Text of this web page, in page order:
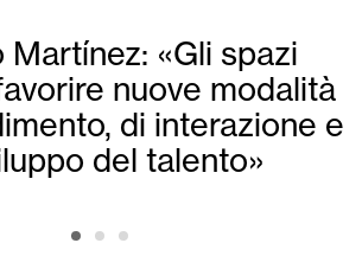
«Gli spazi
nuove modalità
di interazione e
del talento»